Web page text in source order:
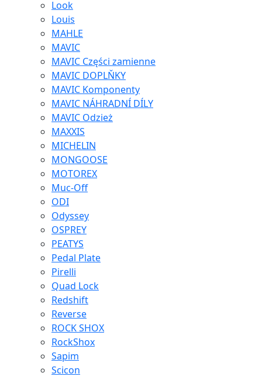
Look
Louis
MAHLE
MAVIC
MAVIC Części zamienne
MAVIC DOPLŇKY
MAVIC Komponenty
MAVIC NÁHRADNÍ DÍLY
MAVIC Odzież
MAXXIS
MICHELIN
MONGOOSE
MOTOREX
Muc-Off
ODI
Odyssey
OSPREY
PEATYS
Pedal Plate
Pirelli
Quad Lock
Redshift
Reverse
ROCK SHOX
RockShox
Sapim
Scicon